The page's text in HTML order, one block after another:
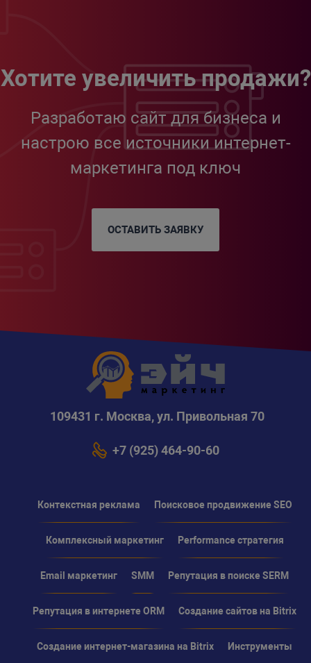
Хотите увеличить продажи?
Разработаю сайт для бизнеса и
настрою все источники интернет-
маркетинга под ключ
ОСТАВИТЬ ЗАЯВКУ
109431 г. Москва, ул. Привольная 70
+7 (925) 464-90-60
Контекстная реклама Поисковое продвижение SEO
Комплексный маркетинг Performance стратегия
Email маркетинг SMM Репутация в поиске SERM
Репутация в интернете ORM Создание сайтов на Bitrix
Создание интернет-магазина на Bitrix Инструменты